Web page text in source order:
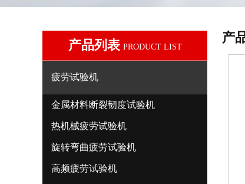
产品列表 PRODUCT LIST
疲劳试验机
金属材料断裂韧度试验机
热机械疲劳试验机
旋转弯曲疲劳试验机
高频疲劳试验机
产